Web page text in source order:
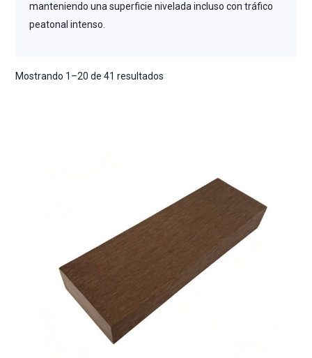
manteniendo una superficie nivelada incluso con tráfico
peatonal intenso.
Mostrando 1–20 de 41 resultados